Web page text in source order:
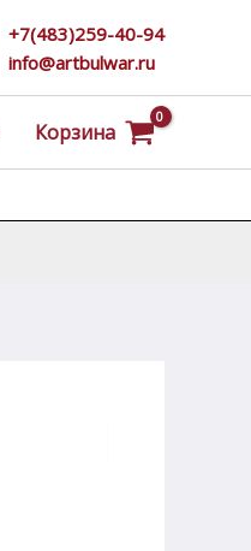
+7(483)259-40-94
info@artbulwar.ru
Корзина